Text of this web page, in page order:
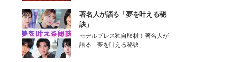
著名人が語る「夢を叶える秘
訣」
モデルプレス独自取材！著名人が
語る「夢を叶える秘訣」